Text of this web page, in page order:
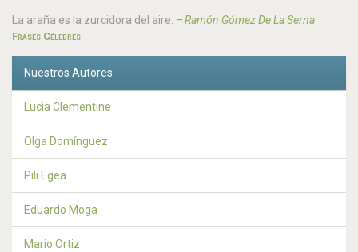
La araña es la zurcidora del aire. –Ramón Gómez De La Serna
Frases Célebres
Nuestros Autores
Lucia Clementine
Olga Domínguez
Pili Egea
Eduardo Moga
Mario Ortiz